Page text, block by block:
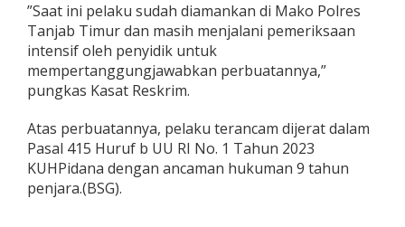
​”Saat ini pelaku sudah diamankan di Mako Polres
Tanjab Timur dan masih menjalani pemeriksaan
intensif oleh penyidik untuk
mempertanggungjawabkan perbuatannya,”
pungkas Kasat Reskrim.
​Atas perbuatannya, pelaku terancam dijerat dalam
Pasal 415 Huruf b UU RI No. 1 Tahun 2023
KUHPidana dengan ancaman hukuman 9 tahun
penjara.(BSG).